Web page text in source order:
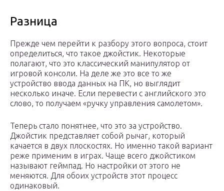
Разница
Прежде чем перейти к разбору этого вопроса, стоит
определиться, что такое джойстик. Некоторые
полагают, что это классический манипулятор от
игровой консоли. На деле же это все то же
устройство ввода данных на ПК, но выглядит
несколько иначе. Если перевести с английского это
слово, то получаем «ручку управления самолетом».
Теперь стало понятнее, что это за устройство.
Джойстик представляет собой рычаг, который
качается в двух плоскостях. Но именно такой вариант
реже применим в играх. Чаще всего джойстиком
называют геймпад. Но настройки от этого не
меняются. Для обоих устройств этот процесс
одинаковый.